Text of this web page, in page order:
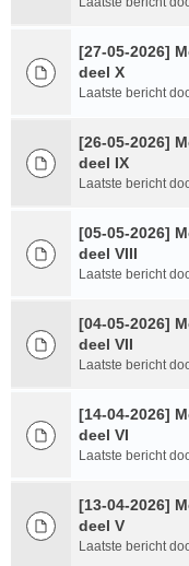
[27-05-2026]
deel X
Laatste bericht
[26-05-2026]
deel IX
Laatste bericht
[05-05-2026]
deel VIII
Laatste bericht
[04-05-2026]
deel VII
Laatste bericht
[14-04-2026]
deel VI
Laatste bericht
[13-04-2026]
deel V
Laatste bericht